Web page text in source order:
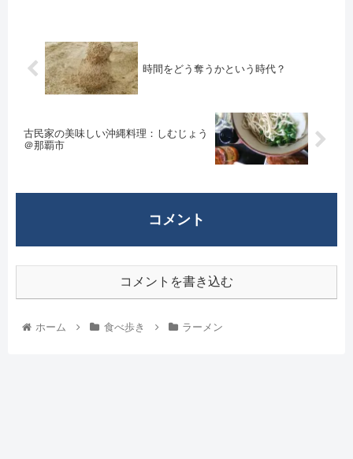
時間をどう奪うかという時代？
古民家の美味しい沖縄料理：しむじょう
＠那覇市
コメント
コメントを書き込む
ホーム 食べ歩き ラーメン